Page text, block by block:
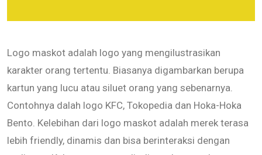
Logo maskot adalah logo yang mengilustrasikan
karakter orang tertentu. Biasanya digambarkan berupa
kartun yang lucu atau siluet orang yang sebenarnya.
Contohnya dalah logo KFC, Tokopedia dan Hoka-Hoka
Bento. Kelebihan dari logo maskot adalah merek terasa
lebih friendly, dinamis dan bisa berinteraksi dengan